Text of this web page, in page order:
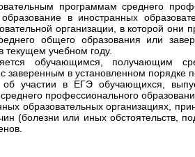
программам среднего
в иностранных
организации, в которой
общего образования или
текущем учебном году.
обучающимся, получающим
заверенным в установленном порядке
участии в ЕГЭ обучающихся,
профессионального
образовательных организациях,
(болезни или иных обстоятельств,